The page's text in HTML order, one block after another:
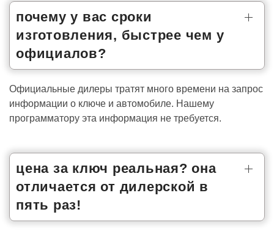
почему у вас сроки
изготовления, быстрее чем у
официалов?
Официальные дилеры тратят много времени на запрос
информации о ключе и автомобиле. Нашему
программатору эта информация не требуется.
цена за ключ реальная? она
отличается от дилерской в
пять раз!